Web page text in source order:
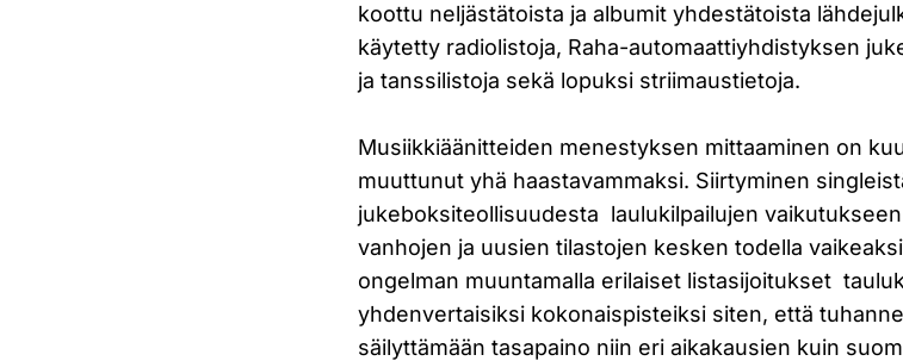
koottu neljästätoista ja albumit yhdestätoista
käytetty radiolistoja, Raha-automaattiyhdistyksen
ja tanssilistoja sekä lopuksi striimaustietoja.
Musiikkiäänitteiden menestyksen mittaaminen on
muuttunut yhä haastavammaksi. Siirtyminen
jukeboksiteollisuudesta laulukilpailujen
vanhojen ja uusien tilastojen kesken todella
ongelman muuntamalla erilaiset listasijoitukset
yhdenvertaisiksi kokonaispisteiksi siten, että
säilyttämään tasapaino niin eri aikakausien kuin